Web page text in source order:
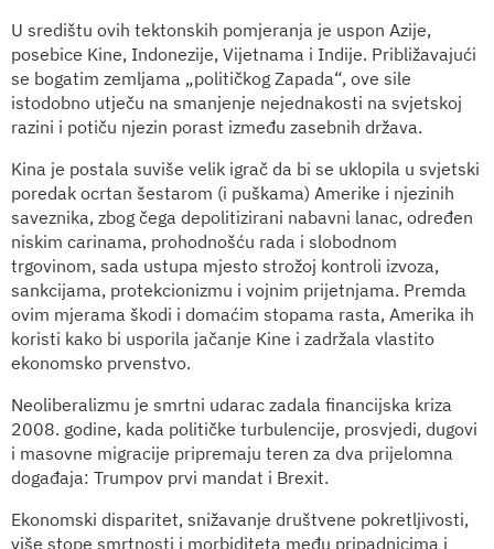
U središtu ovih tektonskih pomjeranja je uspon Azije,
posebice Kine, Indonezije, Vijetnama i Indije. Približavajući
se bogatim zemljama „političkog Zapada“, ove sile
istodobno utječu na smanjenje nejednakosti na svjetskoj
razini i potiču njezin porast između zasebnih država.
Kina je postala suviše velik igrač da bi se uklopila u svjetski
poredak ocrtan šestarom (i puškama) Amerike i njezinih
saveznika, zbog čega depolitizirani nabavni lanac, određen
niskim carinama, prohodnošću rada i slobodnom
trgovinom, sada ustupa mjesto strožoj kontroli izvoza,
sankcijama, protekcionizmu i vojnim prijetnjama. Premda
ovim mjerama škodi i domaćim stopama rasta, Amerika ih
koristi kako bi usporila jačanje Kine i zadržala vlastito
ekonomsko prvenstvo.
Neoliberalizmu je smrtni udarac zadala financijska kriza
2008. godine, kada političke turbulencije, prosvjedi, dugovi
i masovne migracije pripremaju teren za dva prijelomna
događaja: Trumpov prvi mandat i Brexit.
Ekonomski disparitet, snižavanje društvene pokretljivosti,
više stope smrtnosti i morbiditeta među pripadnicima i